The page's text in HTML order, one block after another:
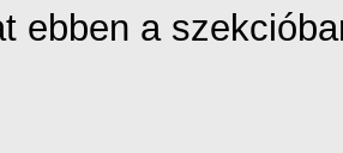
ebben a